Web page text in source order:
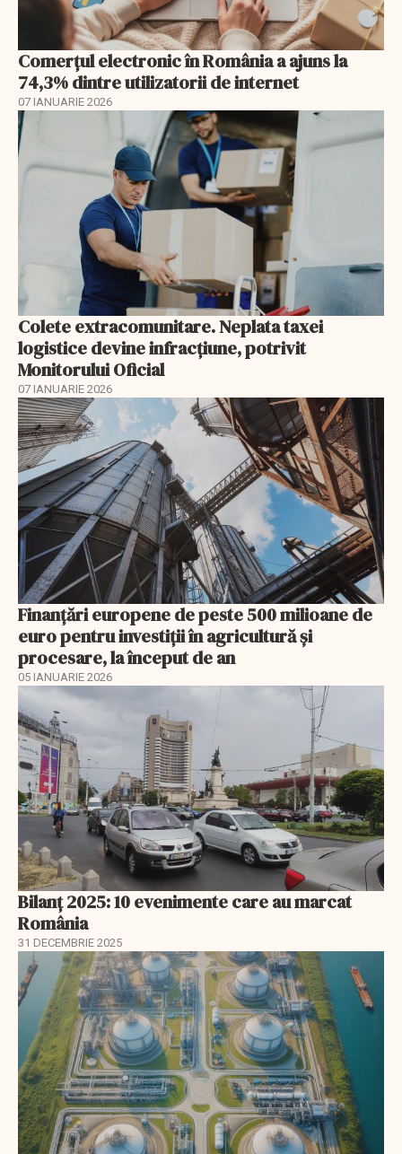
Comerțul electronic în România a ajuns la
74,3% dintre utilizatorii de internet
07 IANUARIE 2026
Colete extracomunitare. Neplata taxei
logistice devine infracțiune, potrivit
Monitorului Oficial
07 IANUARIE 2026
Finanţări europene de peste 500 milioane de
euro pentru investiţii în agricultură şi
procesare, la început de an
05 IANUARIE 2026
Bilanț 2025: 10 evenimente care au marcat
România
31 DECEMBRIE 2025